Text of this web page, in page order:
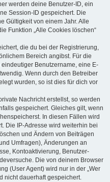
werden deine Benutzer-ID, ein
Session-ID gespeichert. Die
Gültigkeit von einem Jahr. Alle
Funktion „Alle Cookies löschen“
die du bei der Registrierung,
Bereich angibst. Für die
Benutzername, eine E-
Wenn durch den Betreiber
wurden, so ist dies für dich vor
Nachricht erstellst, so werden
gespeichert. Gleiches gilt, wenn
In diesen Fällen wird
Die IP-Adresse wird weiterhin bei
und Ändern von Beiträgen
Umfragen), Änderungen an
Kontoaktivierung, Benutzer-
Die von deinem Browser
(User Agent) wird nur in der „Wer
nicht dauerhaft gespeichert.